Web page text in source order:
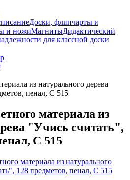
Доски, флипчарты и
и ножиМагнитыДидактический
для классной доски
из натурального дерева
пенал, С 515
материала из
"Учись считать",
С 515